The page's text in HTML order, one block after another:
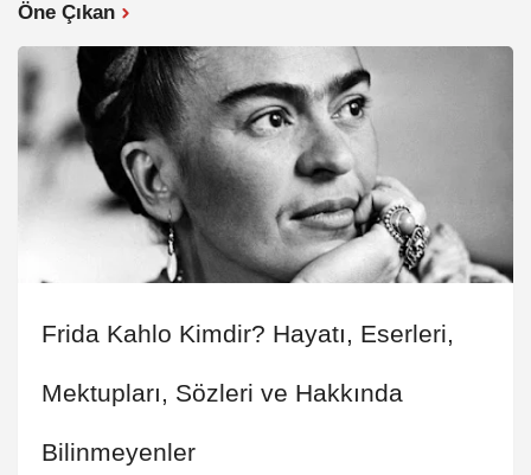
Öne Çıkan
Frida Kahlo Kimdir? Hayatı, Eserleri,
Mektupları, Sözleri ve Hakkında
Bilinmeyenler